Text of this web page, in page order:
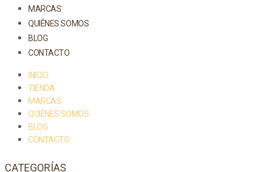
MARCAS
QUIÉNES SOMOS
BLOG
CONTACTO
INICIO
TIENDA
MARCAS
QUIÉNES SOMOS
BLOG
CONTACTO
CATEGORÍAS